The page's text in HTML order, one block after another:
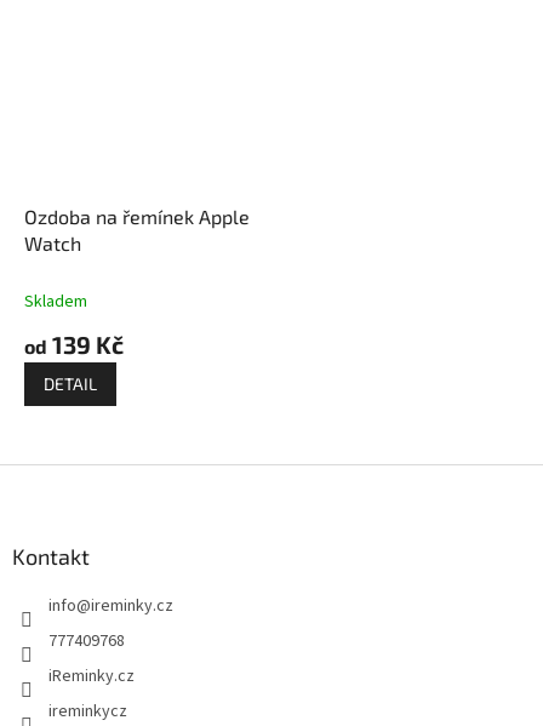
Ozdoba na řemínek Apple
Watch
Skladem
od 139 Kč
DETAIL
Kontakt
info@ireminky.cz
777409768
iReminky.cz
ireminkycz